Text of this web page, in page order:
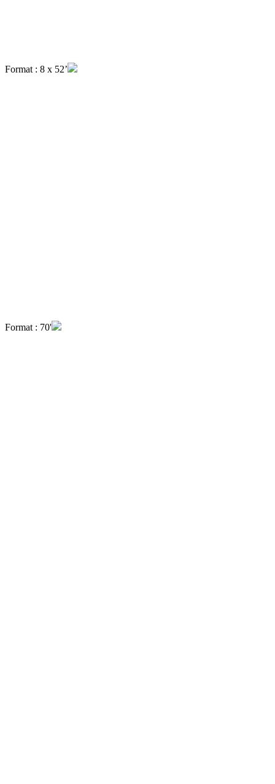
Format : 8 x 52’
Format : 70'